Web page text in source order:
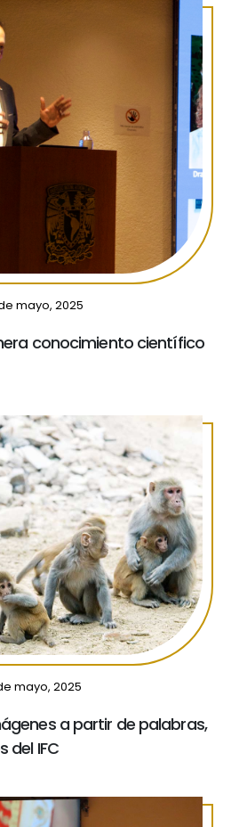
mayo, 2025
conocimiento científico
mayo, 2025
a partir de palabras,
del IFC